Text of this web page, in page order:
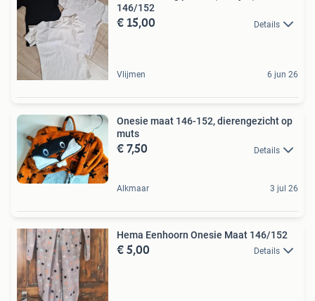
146/152
€ 15,00 Details
Vlijmen 6 jun 26
Onesie maat 146-152, dierengezicht op
muts
€ 7,50 Details
Alkmaar 3 jul 26
Hema Eenhoorn Onesie Maat 146/152
€ 5,00 Details